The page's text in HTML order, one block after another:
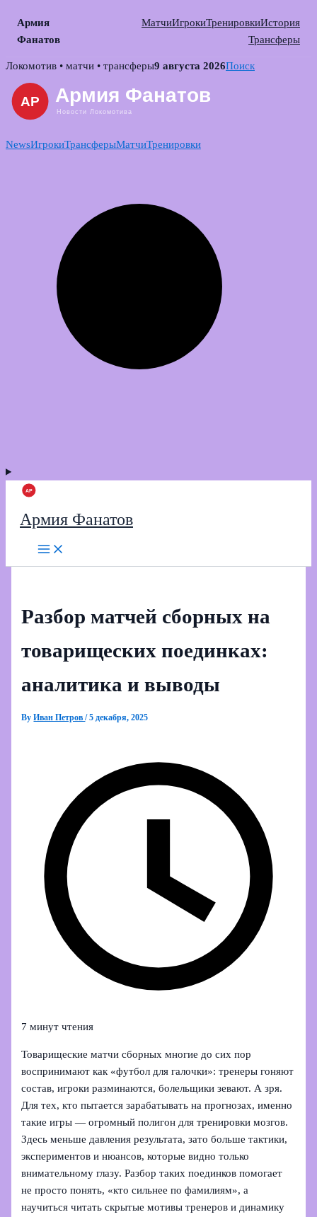
Армия
Фанатов
МатчиИгрокиТренировкиИстория
Трансферы
Skip
content
Локомотив • матчи • трансферы9 августа 2026Поиск
NewsИгрокиТрансферыМатчиТренировки
Армия Фанатов
Разбор матчей сборных на
товарищеских поединках:
аналитика и выводы
ByИван Петров/5 декабря, 2025
7 минут чтения
Товарищеские матчи сборных многие до сих пор
воспринимают как «футбол для галочки»: тренеры гоняют
состав, игроки разминаются, болельщики зевают. А зря.
Для тех, кто пытается зарабатывать на прогнозах, именно
такие игры — огромный полигон для тренировки мозгов.
Здесь меньше давления результата, зато больше тактики,
экспериментов и нюансов, которые видно только
внимательному глазу. Разбор таких поединков помогает
не просто понять, «кто сильнее по фамилиям», а
научиться читать скрытые мотивы тренеров и динамику